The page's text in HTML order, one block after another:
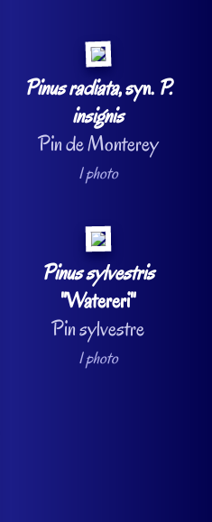
Pinus radiata, syn. P.
insignis
Pin de Monterey
1 photo
Pinus sylvestris
"Watereri"
Pin sylvestre
1 photo